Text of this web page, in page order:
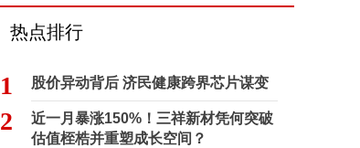
热点排行
1 股价异动背后 济民健康跨界芯片谋变
2
近一月暴涨150%！三祥新材凭何突破
估值桎梏并重塑成长空间？